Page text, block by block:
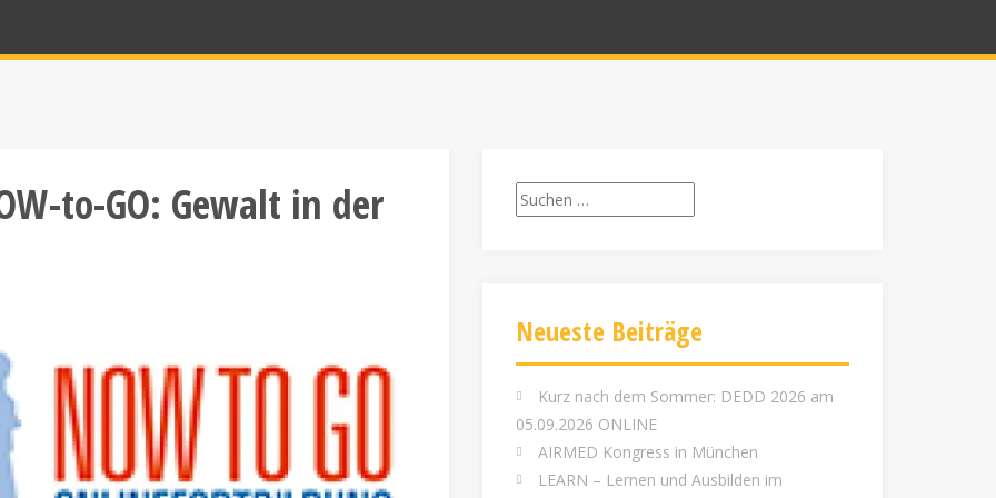
to-GO: Gewalt in der
Suchen
nach:
Neueste Beiträge
Kurz nach dem Sommer: DEDD 2026 am
05.09.2026 ONLINE
AIRMED Kongress in München
LEARN – Lernen und Ausbilden im